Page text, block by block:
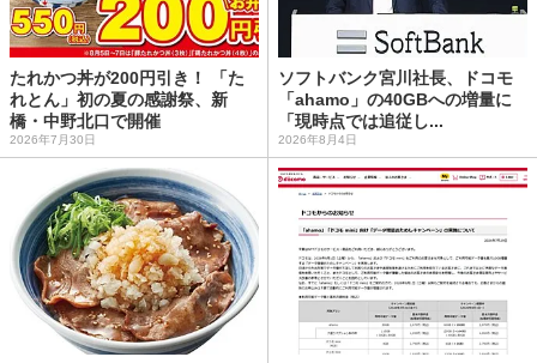
たれかつ丼が200円引き！ 「た
れとん」初の夏の感謝祭、新
橋・中野北口で開催
2026年7月30日
ソフトバンク宮川社長、ドコモ
「ahamo」の40GBへの増量に
「現時点では追従し...
2026年8月4日